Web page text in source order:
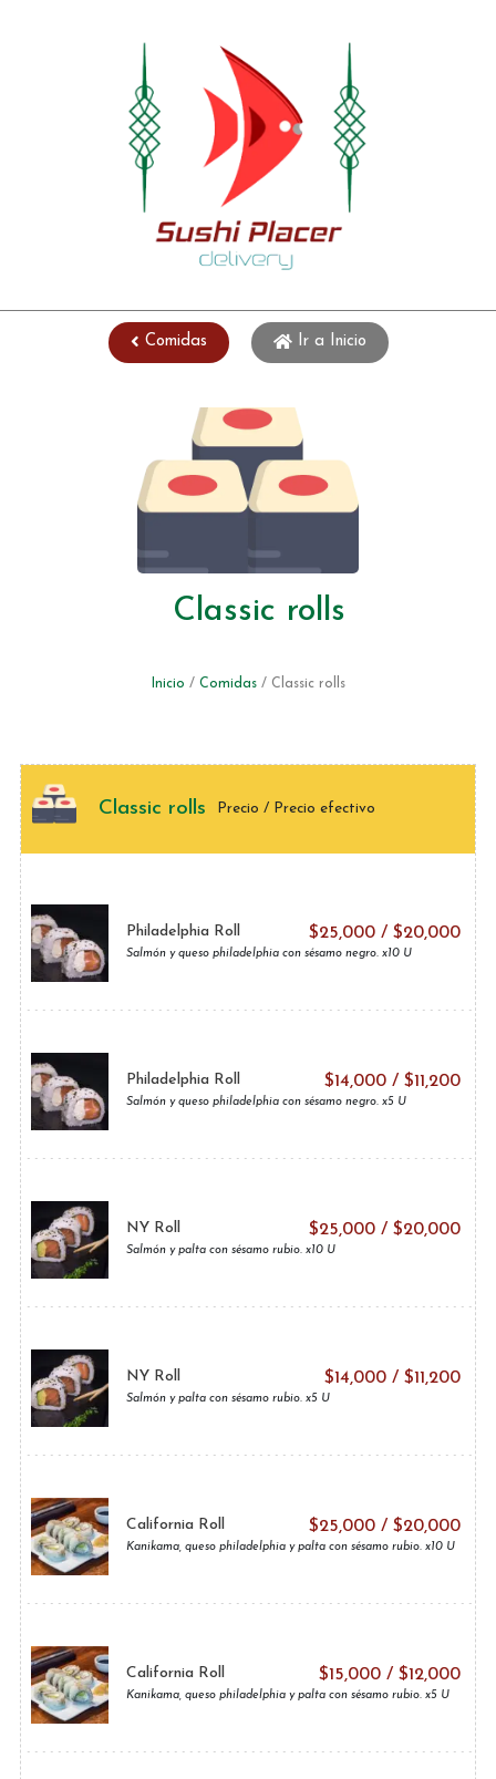
Comidas Ir a Inicio
Classic rolls
Inicio / Comidas/ Classic rolls
Classic rolls Precio / Precio efectivo
Philadelphia Roll $25,000 /$20,000
Salmón y queso philadelphia con sésamo negro. x10 U
Philadelphia Roll $14,000 /$11,200
Salmón y queso philadelphia con sésamo negro. x5 U
NY Roll $25,000 /$20,000
Salmón y palta con sésamo rubio. x10 U
NY Roll $14,000 /$11,200
Salmón y palta con sésamo rubio. x5 U
California Roll $25,000 /$20,000
Kanikama, queso philadelphia y palta con sésamo rubio. x10 U
California Roll $15,000 /$12,000
Kanikama, queso philadelphia y palta con sésamo rubio. x5 U